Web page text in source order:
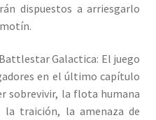
dispuestos a arriesgarlo
Galactica: El juego
en el último capítulo
sobrevivir, la flota humana
la traición, la amenaza de